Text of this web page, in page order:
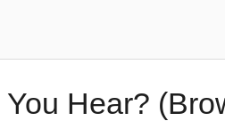
Hear?